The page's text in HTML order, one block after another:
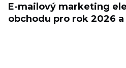
E-mailový marketing
obchodu pro rok 2026 a